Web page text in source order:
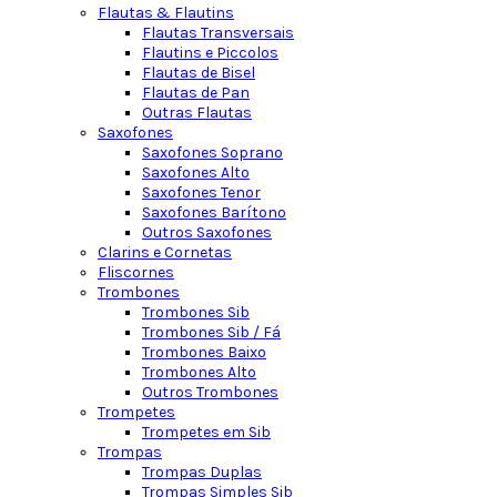
Flautas & Flautins
Flautas Transversais
Flautins e Piccolos
Flautas de Bisel
Flautas de Pan
Outras Flautas
Saxofones
Saxofones Soprano
Saxofones Alto
Saxofones Tenor
Saxofones Barítono
Outros Saxofones
Clarins e Cornetas
Fliscornes
Trombones
Trombones Sib
Trombones Sib / Fá
Trombones Baixo
Trombones Alto
Outros Trombones
Trompetes
Trompetes em Sib
Trompas
Trompas Duplas
Trompas Simples Sib